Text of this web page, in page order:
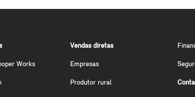
Works
Vendas diretas
Empresas
Produtor rural